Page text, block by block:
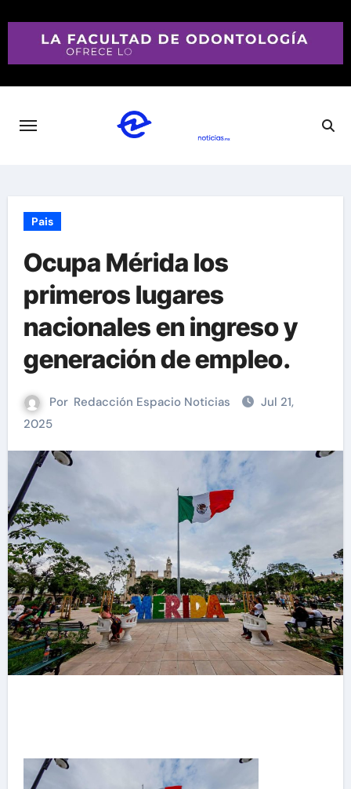
Pais
Ocupa Mérida los
primeros lugares
nacionales en ingreso y
generación de empleo.
Por Redacción Espacio Noticias
Jul 21,
2025